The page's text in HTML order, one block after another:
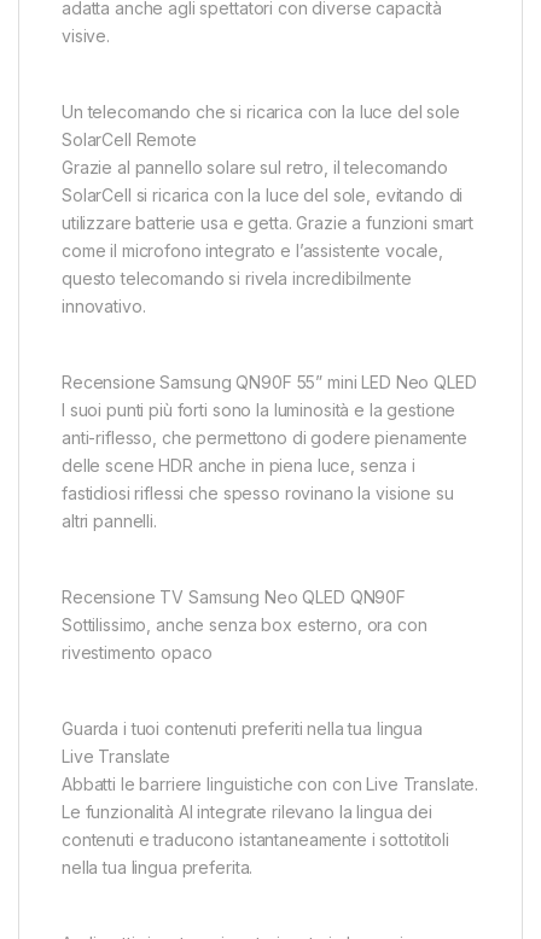
adatta anche agli spettatori con diverse capacità
visive.
Un telecomando che si ricarica con la luce del sole
SolarCell Remote
Grazie al pannello solare sul retro, il telecomando
SolarCell si ricarica con la luce del sole, evitando di
utilizzare batterie usa e getta. Grazie a funzioni smart
come il microfono integrato e l’assistente vocale,
questo telecomando si rivela incredibilmente
innovativo.
Recensione Samsung QN90F 55” mini LED Neo QLED
I suoi punti più forti sono la luminosità e la gestione
anti-riflesso, che permettono di godere pienamente
delle scene HDR anche in piena luce, senza i
fastidiosi riflessi che spesso rovinano la visione su
altri pannelli.
Recensione TV Samsung Neo QLED QN90F
Sottilissimo, anche senza box esterno, ora con
rivestimento opaco
Guarda i tuoi contenuti preferiti nella tua lingua
Live Translate
Abbatti le barriere linguistiche con con Live Translate.
Le funzionalità AI integrate rilevano la lingua dei
contenuti e traducono istantaneamente i sottotitoli
nella tua lingua preferita.